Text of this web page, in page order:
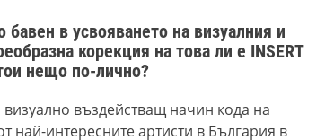
в усвояването на визуалния и
корекция на това ли е INSERT
нещо по-лично?
въздействащ начин кодa на
най-интереснитеартисти в България в